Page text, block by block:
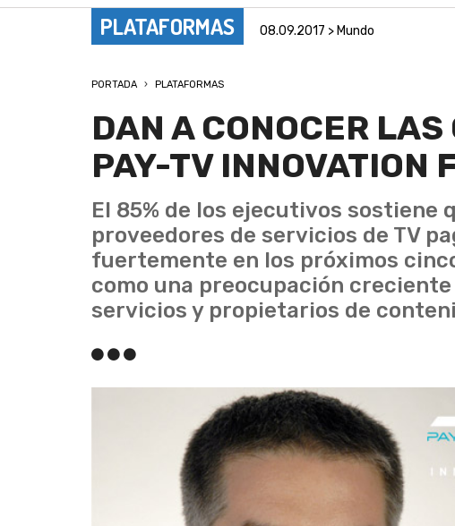
PLATAFORMAS 08.09.2017 > Mundo
PORTADA PLATAFORMAS
DAN A CONOCER
PAY-TV INNOVATION
El 85% de los ejecutivos sostiene
proveedores de servicios de TV
fuertemente en los próximos
como una preocupación
servicios y propietarios de